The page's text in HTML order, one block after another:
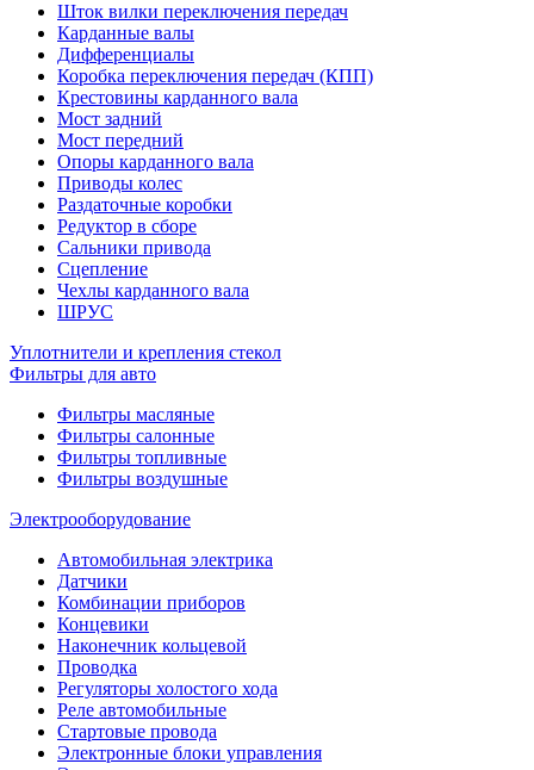
Шток вилки переключения передач
Карданные валы
Дифференциалы
Коробка переключения передач (КПП)
Крестовины карданного вала
Мост задний
Мост передний
Опоры карданного вала
Приводы колес
Раздаточные коробки
Редуктор в сборе
Сальники привода
Сцепление
Чехлы карданного вала
ШРУС
Уплотнители и крепления стекол
Фильтры для авто
Фильтры масляные
Фильтры салонные
Фильтры топливные
Фильтры воздушные
Электрооборудование
Автомобильная электрика
Датчики
Комбинации приборов
Концевики
Наконечник кольцевой
Проводка
Регуляторы холостого хода
Реле автомобильные
Стартовые провода
Электронные блоки управления